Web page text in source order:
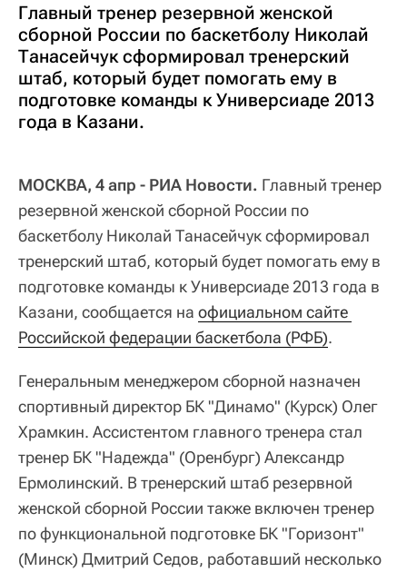
Главный тренер резервной женской
сборной России по баскетболу Николай
Танасейчук сформировал тренерский
штаб, который будет помогать ему в
подготовке команды к Универсиаде 2013
года в Казани.
МОСКВА, 4 апр - РИА Новости. Главный тренер
резервной женской сборной России по
баскетболу Николай Танасейчук сформировал
тренерский штаб, который будет помогать ему в
подготовке команды к Универсиаде 2013 года в
Казани, сообщается на официальном сайте
Российской федерации баскетбола (РФБ).
Генеральным менеджером сборной назначен
спортивный директор БК "Динамо" (Курск) Олег
Храмкин. Ассистентом главного тренера стал
тренер БК "Надежда" (Оренбург) Александр
Ермолинский. В тренерский штаб резервной
женской сборной России также включен тренер
по функциональной подготовке БК "Горизонт"
(Минск) Дмитрий Седов, работавший несколько